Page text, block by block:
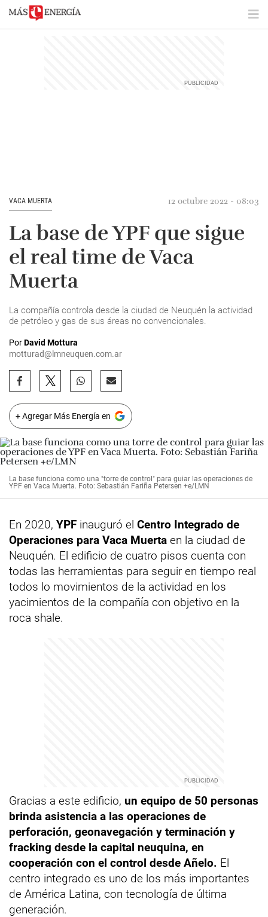
VACA MUERTA 12 octubre 2022 - 08:03
La base de YPF que sigue
el real time de Vaca
Muerta
La compañía controla desde la ciudad de Neuquén la actividad
de petróleo y gas de sus áreas no convencionales.
PorDavid Mottura
motturad@lmneuquen.com.ar
+ Agregar Más Energía en
La base funciona como una "torre de control" para guiar las operaciones de
YPF en Vaca Muerta. Foto: Sebastián Fariña Petersen +e/LMN
En 2020, YPF inauguró el Centro Integrado de
Operaciones para Vaca Muerta en la ciudad de
Neuquén. El edificio de cuatro pisos cuenta con
todas las herramientas para seguir en tiempo real
todos lo movimientos de la actividad en los
yacimientos de la compañía con objetivo en la
roca shale.
Gracias a este edificio, un equipo de 50 personas
brinda asistencia a las operaciones de
perforación, geonavegación y terminación y
fracking desde la capital neuquina, en
cooperación con el control desde Añelo. El
centro integrado es uno de los más importantes
de América Latina, con tecnología de última
generación.